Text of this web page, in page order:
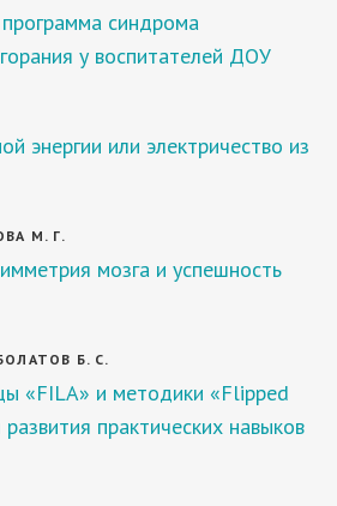
синдрома
у воспитателей ДОУ
энергии или электричество из
М. Г.
мозга и успешность
Б. С.
«FILA» и методики «Flipped
практических навыков